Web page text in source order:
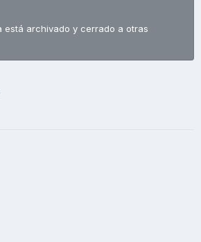
está archivado y cerrado a otras